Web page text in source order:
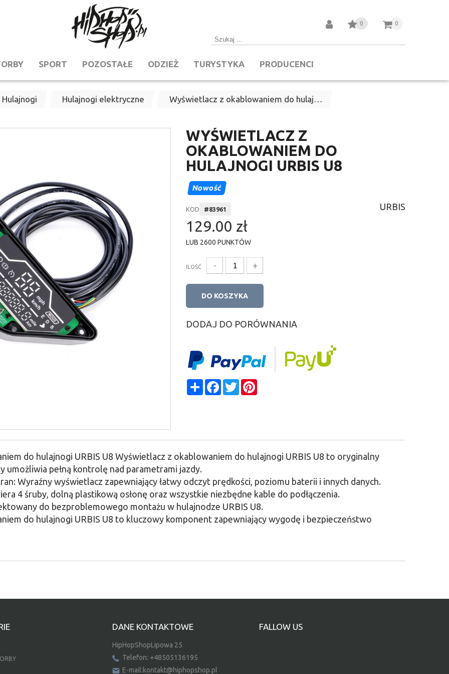
0
0
SPORT POZOSTAŁE ODZIEŻ TURYSTYKA PRODUCENCI
Hulajnogi elektryczne Wyświetlacz z okablowaniem do hulaj…
WYŚWIETLACZ Z
OKABLOWANIEM DO
HULAJNOGI URBIS U8
Nowość
KOD #83961 URBIS
129.00 zł
LUB 2600 PUNKTÓW
ILOŚĆ - +
DO KOSZYKA
DODAJ DO PORÓWNANIA
ShareFacebook
Twitter
do hulajnogi URBIS U8 Wyświetlacz z okablowaniem do hulajnogi URBIS U8 to oryginalny
umożliwia pełną kontrolę nad parametrami jazdy.
Wyraźny wyświetlacz zapewniający łatwy odczyt prędkości, poziomu baterii i innych danych.
4 śruby, dolną plastikową osłonę oraz wszystkie niezbędne kable do podłączenia.
do bezproblemowego montażu w hulajnodze URBIS U8.
do hulajnogi URBIS U8 to kluczowy komponent zapewniający wygodę i bezpieczeństwo
DANE KONTAKTOWE
HipHopShopLipowa 25
Telefon: +48505136195
E-mail:kontakt@hiphopshop.pl
FALLOW US